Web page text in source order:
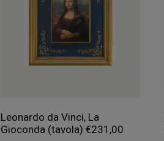
Leonardo da Vinci, La
Gioconda (tavola) €231,00